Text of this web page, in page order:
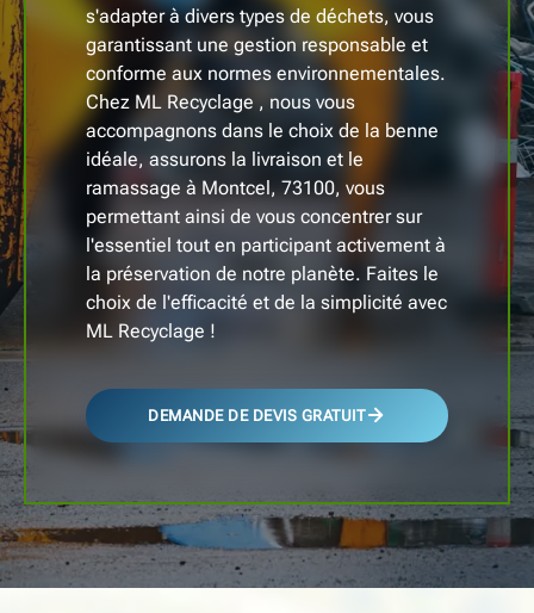
s'adapter à divers types de déchets, vous
garantissant une gestion responsable et
conforme aux normes environnementales.
Chez ML Recyclage , nous vous
accompagnons dans le choix de la benne
idéale, assurons la livraison et le
ramassage à Montcel, 73100, vous
permettant ainsi de vous concentrer sur
l'essentiel tout en participant activement à
la préservation de notre planète. Faites le
choix de l'efficacité et de la simplicité avec
ML Recyclage !
DEMANDE DE DEVIS GRATUIT